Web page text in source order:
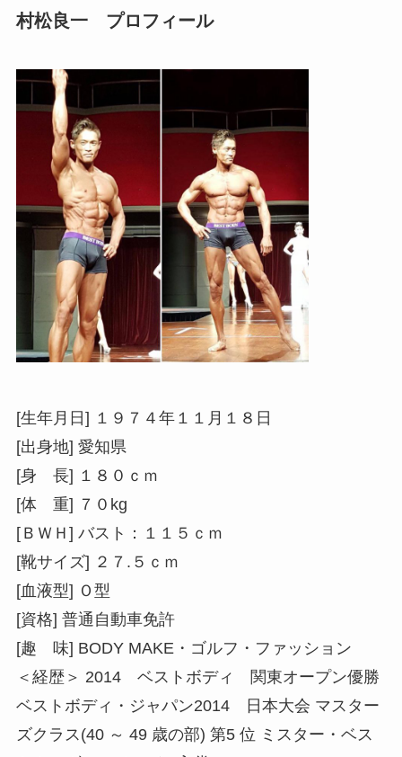
村松良一 プロフィール
[生年月日] １９７４年１１月１８日
[出身地] 愛知県
[身 長] １８０ｃｍ
[体 重] ７０kg
[ＢＷＨ] バスト：１１５ｃｍ
[靴サイズ] ２７.５ｃｍ
[血液型] Ｏ型
[資格] 普通自動車免許
[趣 味] BODY MAKE・ゴルフ・ファッション
＜経歴＞ 2014 ベストボディ 関東オープン優勝
ベストボディ・ジャパン2014 日本大会 マスター
ズクラス(40 ～ 49 歳の部) 第5 位 ミスター・ベス